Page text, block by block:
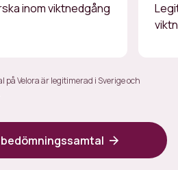
inom viktnedgång
Velora är legitimerad i Sverige och